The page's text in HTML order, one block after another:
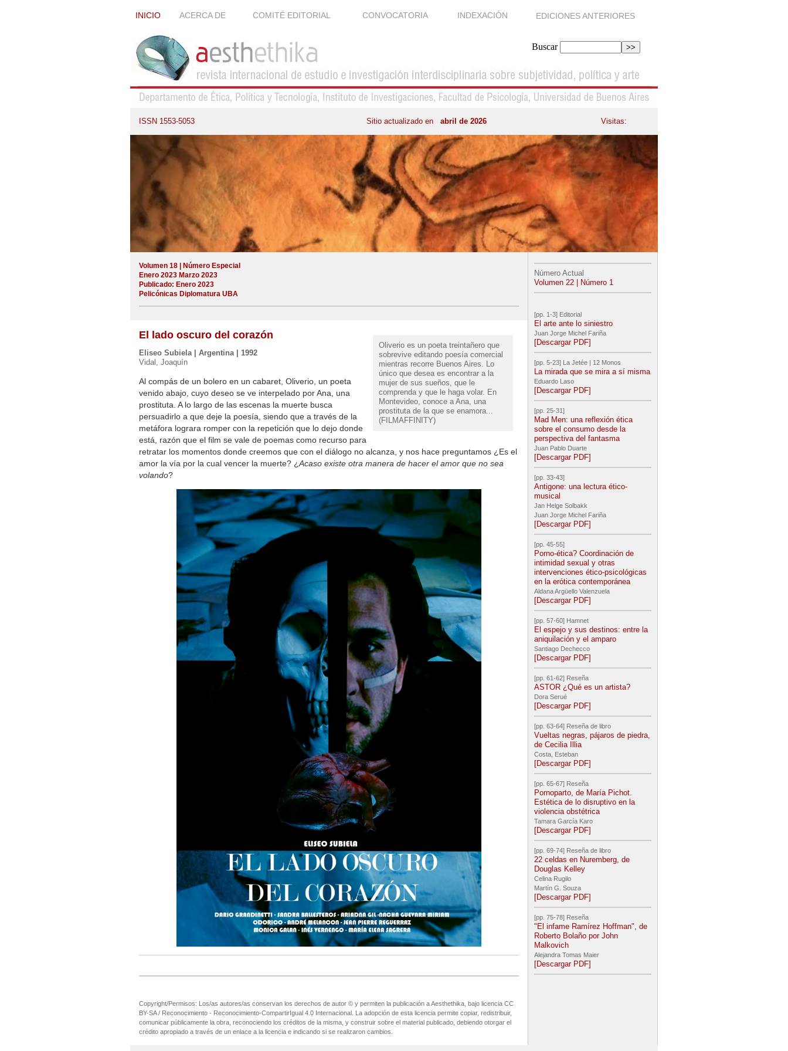
INICIO ACERCA DE COMITÉ EDITORIAL CONVOCATORIA INDEXACIÓN EDICIONES ANTERIORES
Buscar
ISSN 1553-5053 Sitio actualizado en abril de 2026 Visitas:
Volumen 18 | Número Especial
Enero 2023 Marzo 2023
Publicado: Enero 2023
Pelicónicas Diplomatura UBA
Oliverio es un poeta treintañero que
sobrevive editando poesía comercial
mientras recorre Buenos Aires. Lo
único que desea es encontrar a la
mujer de sus sueños, que le
comprenda y que le haga volar. En
Montevideo, conoce a Ana, una
prostituta de la que se enamora...
(FILMAFFINITY)
El lado oscuro del corazón
Eliseo Subiela | Argentina | 1992
Vidal, Joaquín
Al compás de un bolero en un cabaret, Oliverio, un poeta
venido abajo, cuyo deseo se ve interpelado por Ana, una
prostituta. A lo largo de las escenas la muerte busca
persuadirlo a que deje la poesía, siendo que a través de la
metáfora lograra romper con la repetición que lo dejo donde
está, razón que el film se vale de poemas como recurso para
retratar los momentos donde creemos que con el diálogo no alcanza, y nos hace preguntamos ¿Es el
amor la vía por la cual vencer la muerte? ¿Acaso existe otra manera de hacer el amor que no sea
volando?
Copyright/Permisos: Los/as autores/as conservan los derechos de autor © y permiten la publicación a Aesthethika, bajo licencia CC
BY-SA / Reconocimiento - Reconocimiento-CompartirIgual 4.0 Internacional. La adopción de esta licencia permite copiar, redistribuir,
comunicar públicamente la obra, reconociendo los créditos de la misma, y construir sobre el material publicado, debiendo otorgar el
crédito apropiado a través de un enlace a la licencia e indicando si se realizaron cambios.
Número Actual
Volumen 22 | Número 1
[pp. 1-3] Editorial
El arte ante lo siniestro
Juan Jorge Michel Fariña
[Descargar PDF]
[pp. 5-23] La Jetée | 12 Monos
La mirada que se mira a sí misma
Eduardo Laso
[Descargar PDF]
[pp. 25-31]
Mad Men: una reflexión ética
sobre el consumo desde la
perspectiva del fantasma
Juan Pablo Duarte
[Descargar PDF]
[pp. 33-43]
Antigone: una lectura ético-
musical
Jan Helge Solbakk
Juan Jorge Michel Fariña
[Descargar PDF]
[pp. 45-55]
Porno-ética? Coordinación de
intimidad sexual y otras
intervenciones ético-psicológicas
en la erótica contemporánea
Aldana Argüello Valenzuela
[Descargar PDF]
[pp. 57-60] Hamnet
El espejo y sus destinos: entre la
aniquilación y el amparo
Santiago Dechecco
[Descargar PDF]
[pp. 61-62] Reseña
ASTOR ¿Qué es un artista?
Dora Serué
[Descargar PDF]
[pp. 63-64] Reseña de libro
Vueltas negras, pájaros de piedra,
de Cecilia Illia
Costa, Esteban
[Descargar PDF]
[pp. 65-67] Reseña
Pornoparto, de María Pichot.
Estética de lo disruptivo en la
violencia obstétrica
Tamara García Karo
[Descargar PDF]
[pp. 69-74] Reseña de libro
22 celdas en Nuremberg, de
Douglas Kelley
Celina Rugilo
Martín G. Souza
[Descargar PDF]
[pp. 75-78] Reseña
"El infame Ramírez Hoffman", de
Roberto Bolaño por John
Malkovich
Alejandra Tomas Maier
[Descargar PDF]